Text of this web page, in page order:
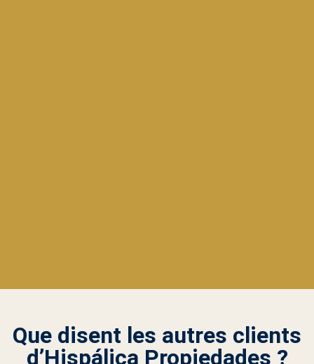
Que disent les autres clients
d’Hispálica Propiedades ?